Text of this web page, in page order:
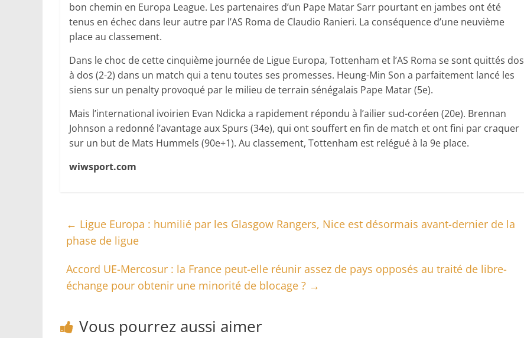
bon chemin en Europa League. Les partenaires d’un Pape Matar Sarr pourtant en jambes ont été
tenus en échec dans leur autre par l’AS Roma de Claudio Ranieri. La conséquence d’une neuvième
place au classement.
Dans le choc de cette cinquième journée de Ligue Europa, Tottenham et l’AS Roma se sont quittés dos
à dos (2-2) dans un match qui a tenu toutes ses promesses. Heung-Min Son a parfaitement lancé les
siens sur un penalty provoqué par le milieu de terrain sénégalais Pape Matar (5e).
Mais l’international ivoirien Evan Ndicka a rapidement répondu à l’ailier sud-coréen (20e). Brennan
Johnson a redonné l’avantage aux Spurs (34e), qui ont souffert en fin de match et ont fini par craquer
sur un but de Mats Hummels (90e+1). Au classement, Tottenham est relégué à la 9e place.
wiwsport.com
← Ligue Europa : humilié par les Glasgow Rangers, Nice est désormais avant-dernier de la
phase de ligue
Accord UE-Mercosur : la France peut-elle réunir assez de pays opposés au traité de libre-
échange pour obtenir une minorité de blocage ? →
Vous pourrez aussi aimer